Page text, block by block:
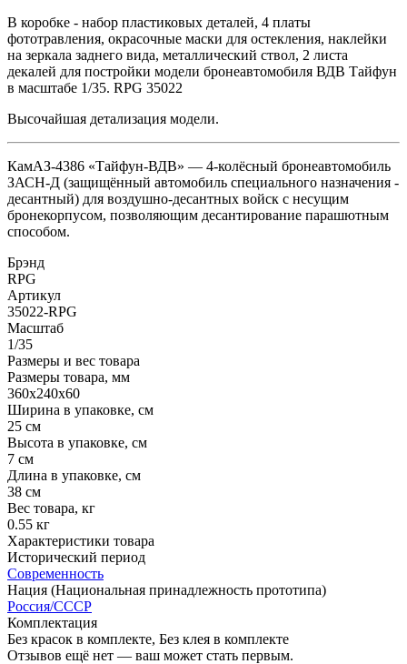
В коробке - набор пластиковых деталей, 4 платы
фототравления, окрасочные маски для остекления, наклейки
на зеркала заднего вида, металлический ствол, 2 листа
декалей для постройки модели бронеавтомобиля ВДВ Тайфун
в масштабе 1/35. RPG 35022
Высочайшая детализация модели.
КамАЗ-4386 «Тайфун-ВДВ» — 4-колёсный бронеавтомобиль
ЗАСН-Д (защищённый автомобиль специального назначения -
десантный) для воздушно-десантных войск с несущим
бронекорпусом, позволяющим десантирование парашютным
способом.
Брэнд
RPG
Артикул
35022-RPG
Масштаб
1/35
Размеры и вес товара
Размеры товара, мм
360х240х60
Ширина в упаковке, см
25 см
Высота в упаковке, см
7 см
Длина в упаковке, см
38 см
Вес товара, кг
0.55 кг
Характеристики товара
Исторический период
Современность
Нация (Национальная принадлежность прототипа)
Россия/СССР
Комплектация
Без красок в комплекте, Без клея в комплекте
Отзывов ещё нет — ваш может стать первым.